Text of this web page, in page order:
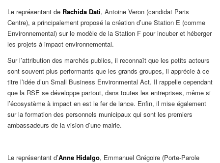
Le représentant de Rachida Dati, Antoine Veron (candidat Paris
Centre), a principalement proposé la création d’une Station E (comme
Environnemental) sur le modèle de la Station F pour incuber et héberger
les projets à impact environnemental.
Sur l’attribution des marchés publics, il reconnaît que les petits acteurs
sont souvent plus performants que les grands groupes, il apprécie à ce
titre l’idée d’un Small Business Environmental Act. Il rappelle cependant
que la RSE se développe partout, dans toutes les entreprises, même si
l’écosystème à impact en est le fer de lance. Enfin, il mise également
sur la formation des personnels municipaux qui sont les premiers
ambassadeurs de la vision d’une mairie.
Le représentant d’Anne Hidalgo, Emmanuel Grégoire (Porte-Parole